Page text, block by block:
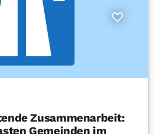
Zusammenarbeit:
Gemeinden im